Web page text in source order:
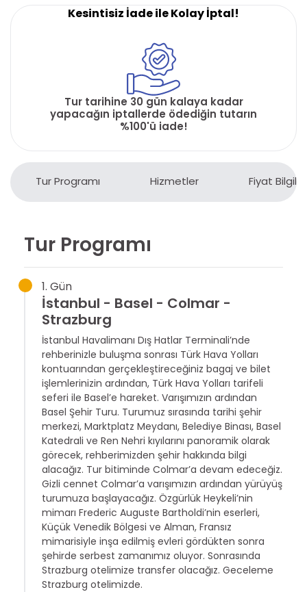
Kesintisiz İade ile Kolay İptal!
Tur tarihine 30 gün kalaya kadar
yapacağın iptallerde ödediğin tutarın
%100'ü iade!
Tur Programı Hizmetler Fiyat
Tur Programı
1. Gün
İstanbul - Basel - Colmar -
Strazburg
İstanbul Havalimanı Dış Hatlar Terminali’nde
rehberinizle buluşma sonrası Türk Hava Yolları
kontuarından gerçekleştireceğiniz bagaj ve bilet
işlemlerinizin ardından, Türk Hava Yolları tarifeli
seferi ile Basel’e hareket. Varışımızın ardından
Basel Şehir Turu. Turumuz sırasında tarihi şehir
merkezi, Marktplatz Meydanı, Belediye Binası, Basel
Katedrali ve Ren Nehri kıyılarını panoramik olarak
görecek, rehberimizden şehir hakkında bilgi
alacağız. Tur bitiminde Colmar’a devam edeceğiz.
Gizli cennet Colmar’a varışımızın ardından yürüyüş
turumuza başlayacağız. Özgürlük Heykeli’nin
mimarı Frederic Auguste Bartholdi’nin eserleri,
Küçük Venedik Bölgesi ve Alman, Fransız
mimarisiyle inşa edilmiş evleri gördükten sonra
şehirde serbest zamanımız oluyor. Sonrasında
Strazburg otelimize transfer olacağız. Geceleme
Strazburg otelimizde.